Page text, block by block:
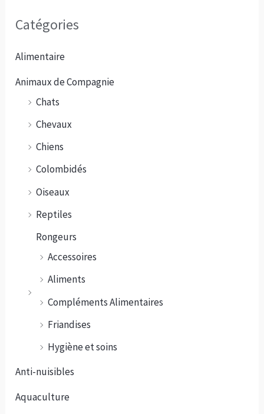
Catégories
Alimentaire
Animaux de Compagnie
Chats
Chevaux
Chiens
Colombidés
Oiseaux
Reptiles
Rongeurs
Accessoires
Aliments
Compléments Alimentaires
Friandises
Hygiène et soins
Anti-nuisibles
Aquaculture